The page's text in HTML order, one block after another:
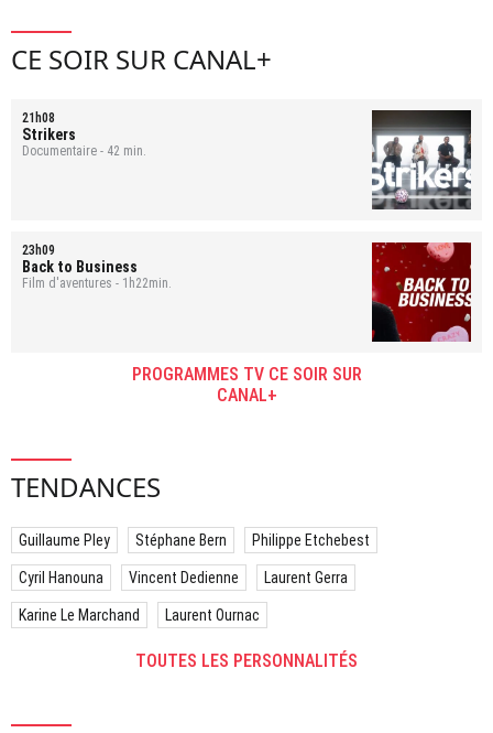
CE SOIR SUR CANAL+
21h08
Strikers
Documentaire - 42 min.
23h09
Back to Business
Film d'aventures - 1h22min.
PROGRAMMES TV CE SOIR SUR
CANAL+
TENDANCES
Guillaume Pley Stéphane Bern Philippe Etchebest
Cyril Hanouna Vincent Dedienne Laurent Gerra
Karine Le Marchand Laurent Ournac
TOUTES LES PERSONNALITÉS